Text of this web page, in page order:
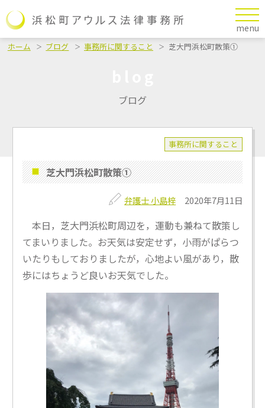
menu
ホーム ブログ 事務所に関すること 芝大門浜松町散策①
ブログ
事務所に関すること
芝大門浜松町散策①
弁護士 小島梓 2020年7月11日
本日，芝大門浜松町周辺を，運動も兼ねて散策し
てまいりました。お天気は安定せず，小雨がぱらつ
いたりもしておりましたが，心地よい風があり，散
歩にはちょうど良いお天気でした。